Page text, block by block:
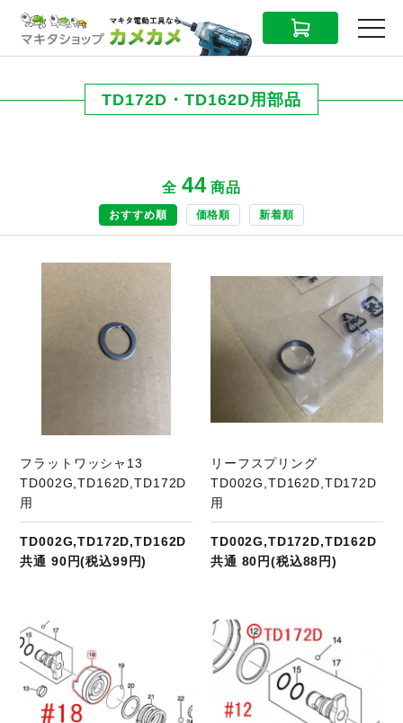
CART MENU
TD172D・TD162D用部品
全 44 商品
おすすめ順 価格順 新着順
フラットワッシャ13
TD002G,TD162D,TD172D
用
TD002G,TD172D,TD162D
共通 90円(税込99円)
リーフスプリング
TD002G,TD162D,TD172D
用
TD002G,TD172D,TD162D
共通 80円(税込88円)